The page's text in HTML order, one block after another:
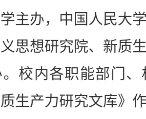
主办，中国人民大
思想研究院、新质
校内各职能部门
生产力研究文库》